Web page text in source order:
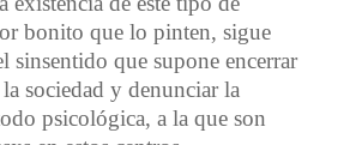
bonito que lo pinten, sigue
sinsentido que supone encerrar
sociedad y denunciar la
psicológica, a la que son